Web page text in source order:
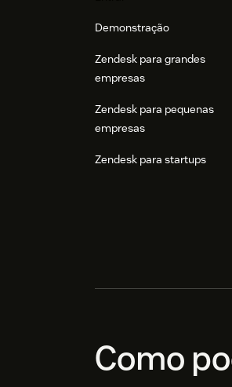
Demonstração
Zendesk para grandes
empresas
Zendesk para pequenas
empresas
Zendesk para startups
Como